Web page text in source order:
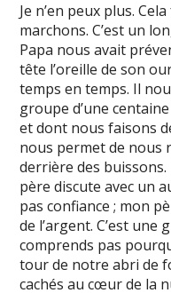
Je n’en peux plus.
marchons. C’est un
Papa nous avait
tête l’oreille de son
temps en temps. Il
groupe d’une
et dont nous faisons
nous permet de nous
derrière des
père discute avec un
pas confiance ; mon
de l’argent. C’est une
comprends pas
tour de notre abri de
cachés au cœur de la